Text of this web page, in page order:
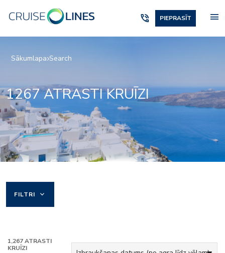
phone_in_talk PIEPRASĪT menu
Sākumlapa Search
1267 ATRASTI KRUĪZI
FILTRI keyboard_arrow_down
1,267ATRASTI
KRUĪZI